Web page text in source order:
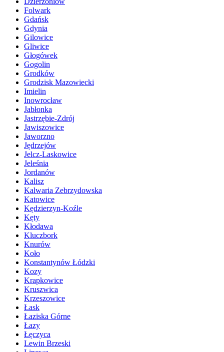
Folwark
Gdańsk
Gdynia
Gilowice
Gliwice
Głogówek
Gogolin
Grodków
Grodzisk Mazowiecki
Imielin
Inowrocław
Jabłonka
Jastrzębie-Zdrój
Jawiszowice
Jaworzno
Jędrzejów
Jelcz-Laskowice
Jeleśnia
Jordanów
Kalisz
Kalwaria Zebrzydowska
Katowice
Kędzierzyn-Koźle
Kęty
Kłodawa
Kluczbork
Knurów
Koło
Konstantynów Łódzki
Kozy
Krapkowice
Kruszwica
Krzeszowice
Łask
Łaziska Górne
Łazy
Łęczyca
Lewin Brzeski